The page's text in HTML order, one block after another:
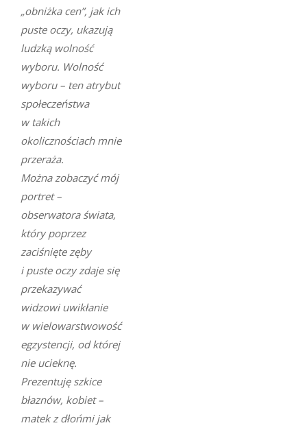
„obniżka cen”, jak ich
puste oczy, ukazują
ludzką wolność
wyboru. Wolność
wyboru – ten atrybut
społeczeństwa
w takich
okolicznościach mnie
przeraża.
Można zobaczyć mój
portret –
obserwatora świata,
który poprzez
zaciśnięte zęby
i puste oczy zdaje się
przekazywać
widzowi uwikłanie
w wielowarstwowość
egzystencji, od której
nie ucieknę.
Prezentuję szkice
błaznów, kobiet –
matek z dłońmi jak